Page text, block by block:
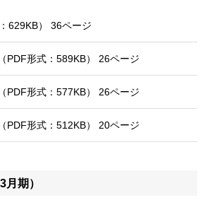
629KB） 36ページ
（PDF形式：589KB） 26ページ
（PDF形式：577KB） 26ページ
（PDF形式：512KB） 20ページ
期）